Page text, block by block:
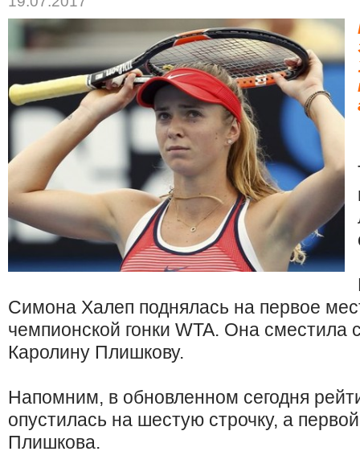
Симона Халеп поднялась на первое
чемпионской гонки WTA. Она
Каролину Плишкову.
Напомним, в обновленном сегодня
опустилась на шестую строчку, а
Плишкова.